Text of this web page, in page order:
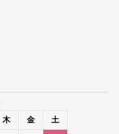
木 金 土